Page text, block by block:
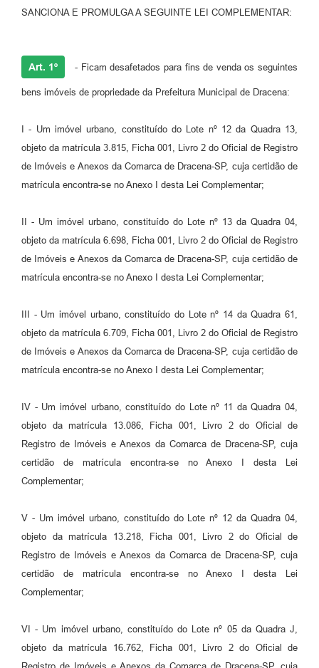
SANCIONA E PROMULGA A SEGUINTE LEI COMPLEMENTAR:
Art. 1º - Ficam desafetados para fins de venda os seguintes
bens imóveis de propriedade da Prefeitura Municipal de Dracena:
I - Um imóvel urbano, constituído do Lote nº 12 da Quadra 13,
objeto da matrícula 3.815, Ficha 001, Livro 2 do Oficial de Registro
de Imóveis e Anexos da Comarca de Dracena-SP, cuja certidão de
matrícula encontra-se no Anexo I desta Lei Complementar;
II - Um imóvel urbano, constituído do Lote nº 13 da Quadra 04,
objeto da matrícula 6.698, Ficha 001, Livro 2 do Oficial de Registro
de Imóveis e Anexos da Comarca de Dracena-SP, cuja certidão de
matrícula encontra-se no Anexo I desta Lei Complementar;
III - Um imóvel urbano, constituído do Lote nº 14 da Quadra 61,
objeto da matrícula 6.709, Ficha 001, Livro 2 do Oficial de Registro
de Imóveis e Anexos da Comarca de Dracena-SP, cuja certidão de
matrícula encontra-se no Anexo I desta Lei Complementar;
IV - Um imóvel urbano, constituído do Lote nº 11 da Quadra 04,
objeto da matrícula 13.086, Ficha 001, Livro 2 do Oficial de
Registro de Imóveis e Anexos da Comarca de Dracena-SP, cuja
certidão de matrícula encontra-se no Anexo I desta Lei
Complementar;
V - Um imóvel urbano, constituído do Lote nº 12 da Quadra 04,
objeto da matrícula 13.218, Ficha 001, Livro 2 do Oficial de
Registro de Imóveis e Anexos da Comarca de Dracena-SP, cuja
certidão de matrícula encontra-se no Anexo I desta Lei
Complementar;
VI - Um imóvel urbano, constituído do Lote nº 05 da Quadra J,
objeto da matrícula 16.762, Ficha 001, Livro 2 do Oficial de